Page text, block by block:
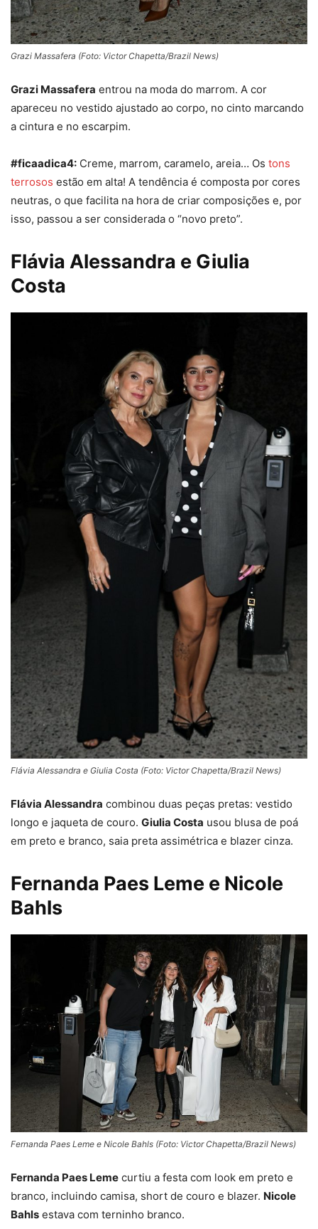
Grazi Massafera (Foto: Victor Chapetta/Brazil News)
Grazi Massafera entrou na moda do marrom. A cor
apareceu no vestido ajustado ao corpo, no cinto marcando
a cintura e no escarpim.
#ficaadica4: Creme, marrom, caramelo, areia… Os tons
terrosos estão em alta! A tendência é composta por cores
neutras, o que facilita na hora de criar composições e, por
isso, passou a ser considerada o “novo preto”.
Flávia Alessandra e Giulia
Costa
Flávia Alessandra e Giulia Costa (Foto: Victor Chapetta/Brazil News)
Flávia Alessandra combinou duas peças pretas: vestido
longo e jaqueta de couro. Giulia Costa usou blusa de poá
em preto e branco, saia preta assimétrica e blazer cinza.
Fernanda Paes Leme e Nicole
Bahls
Fernanda Paes Leme e Nicole Bahls (Foto: Victor Chapetta/Brazil News)
Fernanda Paes Leme curtiu a festa com look em preto e
branco, incluindo camisa, short de couro e blazer. Nicole
Bahls estava com terninho branco.